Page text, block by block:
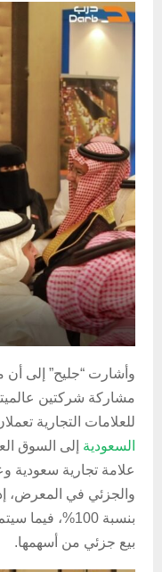
وأشارت “جليح” إلى
مشاركة شركتين
للعلامات التجارية
السعودية
علامة تجارية سعودية
والجزئي في المعرض،
بنسبة 100%،
بيع جزئي من أسهمها.